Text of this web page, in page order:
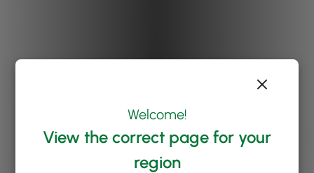
Welcome!
View the correct page for your
region